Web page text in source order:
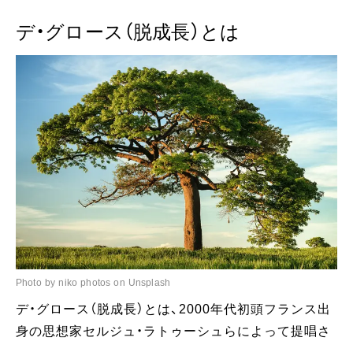
デ・グロース（脱成長）とは
Photo by niko photos on Unsplash
デ・グロース（脱成長）とは、2000年代初頭フランス出
身の思想家セルジュ・ラトゥーシュらによって提唱さ